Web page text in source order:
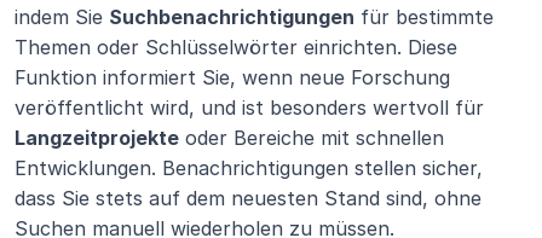
indem Sie Suchbenachrichtigungen für bestimmte
Themen oder Schlüsselwörter einrichten. Diese
Funktion informiert Sie, wenn neue Forschung
Langzeitprojekte oder Bereiche mit schnellen
Entwicklungen. Benachrichtigungen stellen sicher,
dass Sie stets auf dem neuesten Stand sind, ohne
Suchen manuell wiederholen zu müssen.